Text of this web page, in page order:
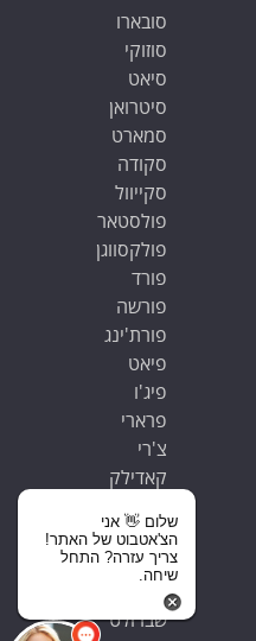
סובארו
סוזוקי
סיאט
סיטרואן
סמארט
סקודה
סקייוול
פולסטאר
פולקסווגן
פורד
פורשה
פורת'ינג
פיאט
פיג'ו
פרארי
צ'רי
קאדילק
קיה
ראם
רנו
שברולט
שלום 👋 אני
הצ'אטבוט של האתר!
צריך עזרה? התחל
שיחה.